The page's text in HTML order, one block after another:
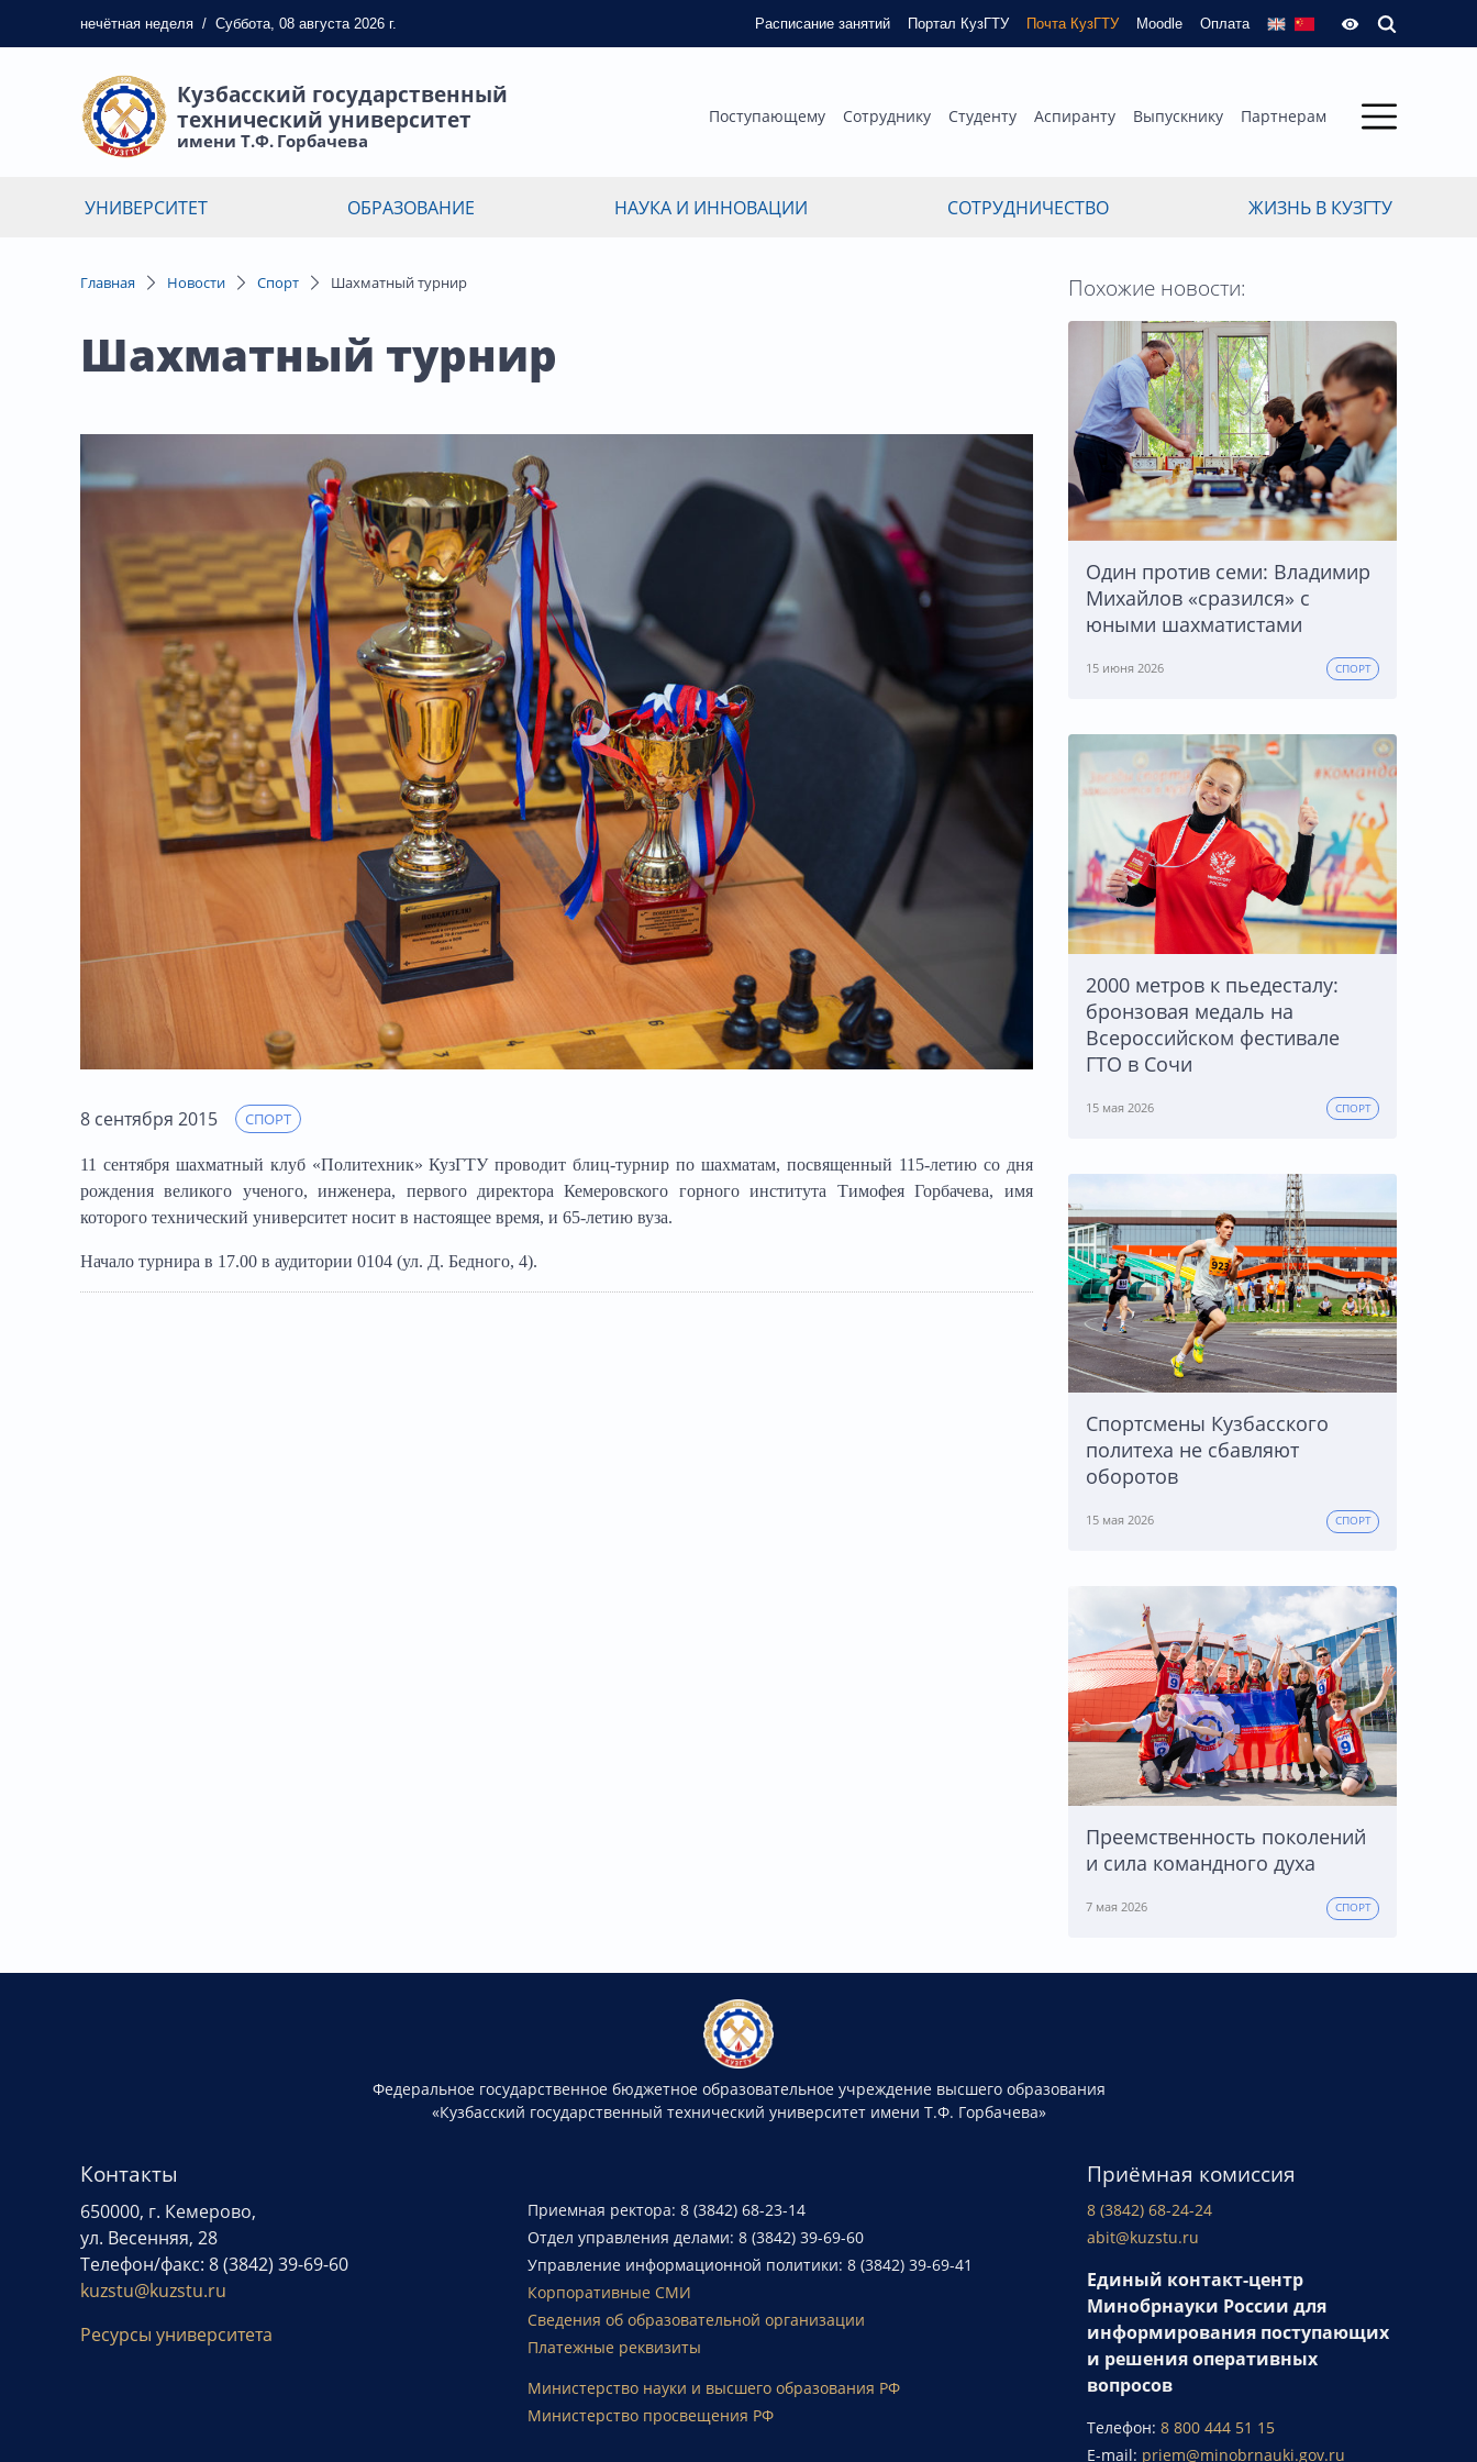
нечётная неделя / Суббота, 08 августа 2026 г. Расписание занятий Портал КузГТУ Почта КузГТУ Moodle Оплата
Кузбасский государственный
технический университет
имени Т.Ф. Горбачева
Поступающему Сотруднику Студенту Аспиранту Выпускнику Партнерам
УНИВЕРСИТЕТ ОБРАЗОВАНИЕ НАУКА И ИННОВАЦИИ СОТРУДНИЧЕСТВО ЖИЗНЬ В КУЗГТУ
Главная Новости Спорт Шахматный турнир
Шахматный турнир
8 сентября 2015 СПОРТ
11 сентября шахматный клуб «Политехник» КузГТУ проводит блиц-турнир по шахматам, посвященный 115-летию со дня
рождения великого ученого, инженера, первого директора Кемеровского горного института Тимофея Горбачева, имя
которого технический университет носит в настоящее время, и 65-летию вуза.
Начало турнира в 17.00 в аудитории 0104 (ул. Д. Бедного, 4).
Похожие новости:
Один против семи: Владимир
Михайлов «сразился» с
юными шахматистами
15 июня 2026 СПОРТ
2000 метров к пьедесталу:
бронзовая медаль на
Всероссийском фестивале
ГТО в Сочи
15 мая 2026 СПОРТ
Спортсмены Кузбасского
политеха не сбавляют
оборотов
15 мая 2026 СПОРТ
Преемственность поколений
и сила командного духа
7 мая 2026 СПОРТ
Федеральное государственное бюджетное образовательное учреждение высшего образования
«Кузбасский государственный технический университет имени Т.Ф. Горбачева»
Контакты
650000, г. Кемерово,
ул. Весенняя, 28
Телефон/факс: 8 (3842) 39-69-60
kuzstu@kuzstu.ru
Ресурсы университета
Приемная ректора: 8 (3842) 68-23-14
Отдел управления делами: 8 (3842) 39-69-60
Управление информационной политики: 8 (3842) 39-69-41
Корпоративные СМИ
Сведения об образовательной организации
Платежные реквизиты
Министерство науки и высшего образования РФ
Министерство просвещения РФ
Приёмная комиссия
8 (3842) 68-24-24
abit@kuzstu.ru
Единый контакт-центр
Минобрнауки России для
информирования поступающих
и решения оперативных
вопросов
Телефон:8 800 444 51 15
E-mail: priem@minobrnauki.gov.ru